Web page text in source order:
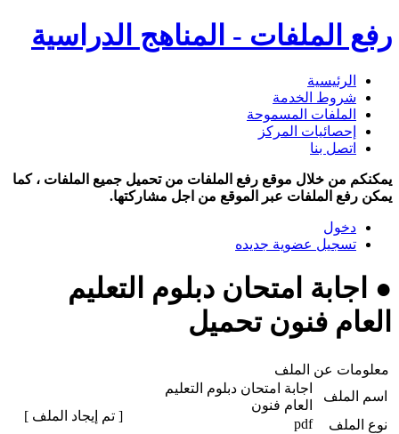
رفع الملفات - المناهج الدراسية
الرئيسية
شروط الخدمة
الملفات المسموحة
إحصائيات المركز
اتصل بنا
يمكنكم من خلال موقع رفع الملفات من تحميل جميع الملفات ، كما
يمكن رفع الملفات عبر الموقع من اجل مشاركتها.
دخول
تسجيل عضوية جديده
● اجابة امتحان دبلوم التعليم
العام فنون تحميل
معلومات عن الملف
اسم الملف
اجابة امتحان دبلوم التعليم
العام فنون
نوع الملف
pdf
[ تم إيجاد الملف ]